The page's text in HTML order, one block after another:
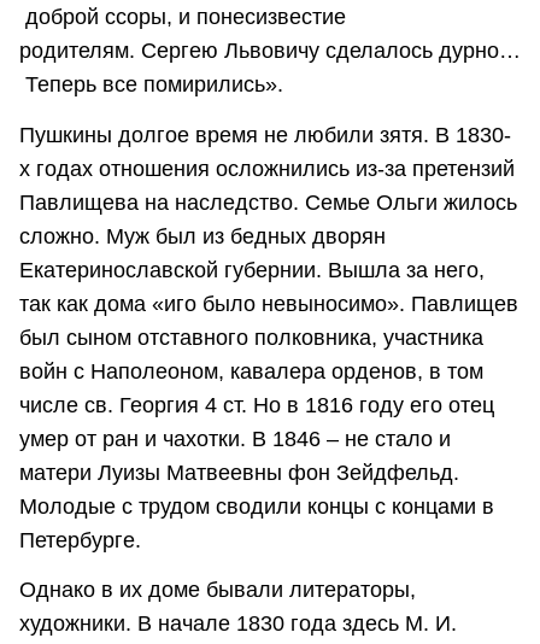
доброй ссоры, и понесизвестие
родителям. Сергею Львовичу сделалось дурно…
Теперь все помирились».
Пушкины долгое время не любили зятя. В 1830-
х годах отношения осложнились из-за претензий
Павлищева на наследство. Семье Ольги жилось
сложно. Муж был из бедных дворян
Екатеринославской губернии. Вышла за него,
так как дома «иго было невыносимо». Павлищев
был сыном отставного полковника, участника
войн с Наполеоном, кавалера орденов, в том
числе св. Георгия 4 ст. Но в 1816 году его отец
умер от ран и чахотки. В 1846 – не стало и
матери Луизы Матвеевны фон Зейдфельд.
Молодые с трудом сводили концы с концами в
Петербурге.
Однако в их доме бывали литераторы,
художники. В начале 1830 года здесь М. И.